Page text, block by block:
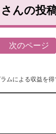
んの投
次のページ
ムによる収益を得